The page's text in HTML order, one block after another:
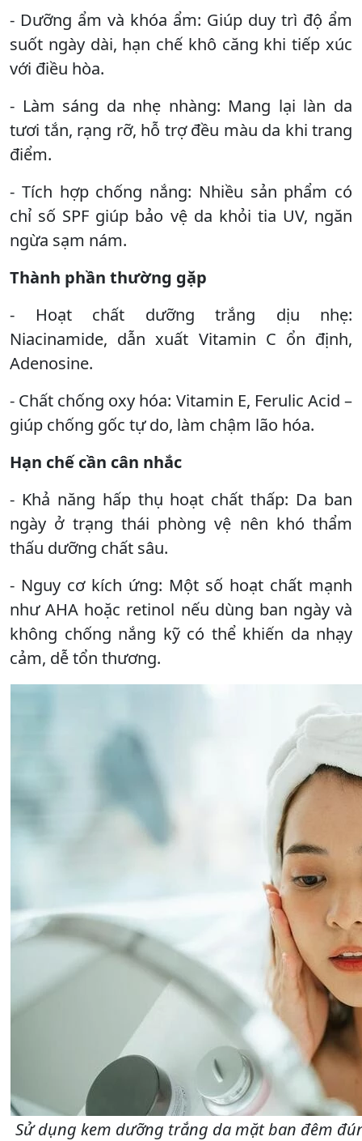
- Dưỡng ẩm và khóa ẩm: Giúp duy trì độ ẩm
suốt ngày dài, hạn chế khô căng khi tiếp xúc
với điều hòa.
- Làm sáng da nhẹ nhàng: Mang lại làn da
tươi tắn, rạng rỡ, hỗ trợ đều màu da khi trang
điểm.
- Tích hợp chống nắng: Nhiều sản phẩm có
chỉ số SPF giúp bảo vệ da khỏi tia UV, ngăn
ngừa sạm nám.
Thành phần thường gặp
- Hoạt chất dưỡng trắng dịu nhẹ:
Niacinamide, dẫn xuất Vitamin C ổn định,
Adenosine.
- Chất chống oxy hóa: Vitamin E, Ferulic Acid –
giúp chống gốc tự do, làm chậm lão hóa.
Hạn chế cần cân nhắc
- Khả năng hấp thụ hoạt chất thấp: Da ban
ngày ở trạng thái phòng vệ nên khó thẩm
thấu dưỡng chất sâu.
- Nguy cơ kích ứng: Một số hoạt chất mạnh
như AHA hoặc retinol nếu dùng ban ngày và
không chống nắng kỹ có thể khiến da nhạy
cảm, dễ tổn thương.
Sử dụng kem dưỡng trắng da mặt ban đêm